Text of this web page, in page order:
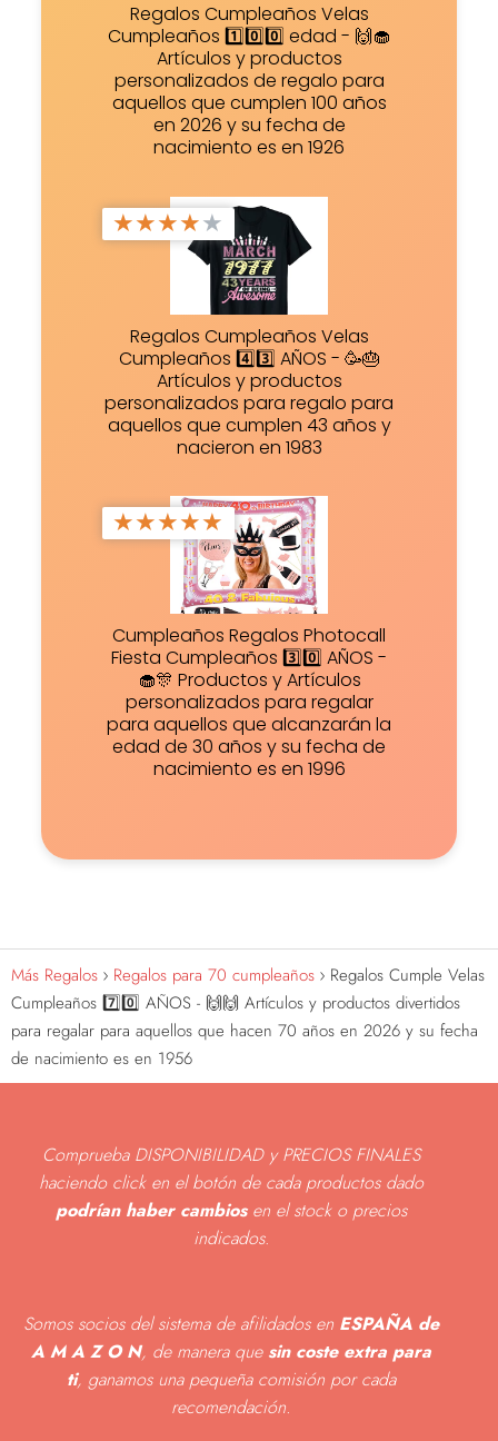
Regalos Cumpleaños Velas
Cumpleaños 1️⃣0️⃣0️⃣ edad - 🙌🧁
Artículos y productos
personalizados de regalo para
aquellos que cumplen 100 años
en 2026 y su fecha de
nacimiento es en 1926
★★★★★
Regalos Cumpleaños Velas
Cumpleaños 4️⃣3️⃣ AÑOS - 🥳🎂
Artículos y productos
personalizados para regalo para
aquellos que cumplen 43 años y
nacieron en 1983
★★★★★
Cumpleaños Regalos Photocall
Fiesta Cumpleaños 3️⃣0️⃣ AÑOS -
🧁🎊 Productos y Artículos
personalizados para regalar
para aquellos que alcanzarán la
edad de 30 años y su fecha de
nacimiento es en 1996
Más Regalos Regalos para 70 cumpleaños
Regalos Cumple Velas
Cumpleaños 7️⃣0️⃣ AÑOS - 🙌🙌 Artículos y productos divertidos
para regalar para aquellos que hacen 70 años en 2026 y su fecha
de nacimiento es en 1956
Comprueba DISPONIBILIDAD y PRECIOS FINALES
haciendo click en el botón de cada productos dado
podrían haber cambiosen el stock o precios
indicados.
Somos socios del sistema de afilidados en ESPAÑA de
A M A Z O N, de manera que sin coste extra para
ti, ganamos una pequeña comisión por cada
recomendación.